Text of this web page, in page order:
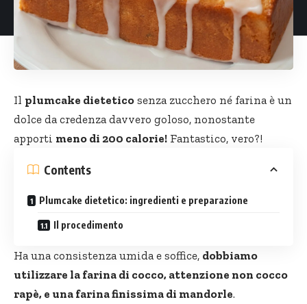
Il plumcake dietetico senza zucchero né farina è un
dolce da credenza davvero goloso, nonostante
apporti meno di 200 calorie! Fantastico, vero?!
Contents
Plumcake dietetico: ingredienti e preparazione
Il procedimento
Ha una consistenza umida e soffice, dobbiamo
utilizzare la farina di cocco, attenzione non cocco
rapè, e una farina finissima di mandorle.